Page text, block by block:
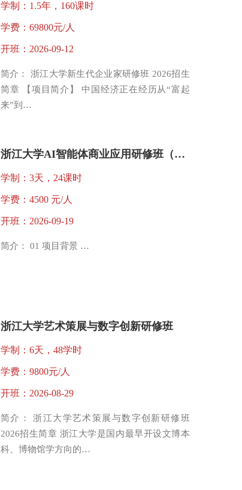
学制：1.5年，160课时
学费：69800元/人
开班：2026-09-12
简介： 浙江大学新生代企业家研修班 2026招生
简章 【项目简介】 中国经济正在经历从“富起
来”到…
浙江大学AI智能体商业应用研修班（四期）
学制：3天，24课时
学费：4500 元/人
开班：2026-09-19
简介： 01 项目背景 …
浙江大学艺术策展与数字创新研修班
学制：6天，48学时
学费：9800元/人
开班：2026-08-29
简介： 浙江大学艺术策展与数字创新研修班
2026招生简章 浙江大学是国内最早开设文博本
科、博物馆学方向的…